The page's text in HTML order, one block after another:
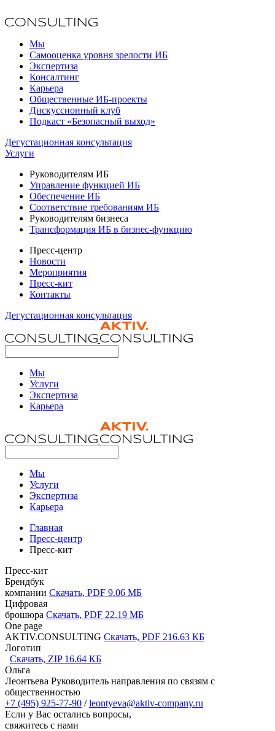
Мы
Самооценка уровня зрелости ИБ
Экспертиза
Консалтинг
Карьера
Общественные ИБ-проекты
Дискуссионный клуб
Подкаст «Безопасный выход»
Дегустационная консультация
Услуги
Руководителям ИБ
Управление функцией ИБ
Обеспечение ИБ
Соответствие требованиям ИБ
Руководителям бизнеса
Трансформация ИБ в бизнес-функцию
Пресс-центр
Новости
Мероприятия
Пресс-кит
Контакты
Дегустационная консультация
Мы
Услуги
Экспертиза
Карьера
Мы
Услуги
Экспертиза
Карьера
Главная
Пресс-центр
Пресс-кит
Пресс-кит
Брендбук
компании Скачать, PDF 9.06 МБ
Цифровая
брошюра Скачать, PDF 22.19 МБ
One page
AKTIV.CONSULTING Скачать, PDF 216.63 КБ
Логотип
Скачать, ZIP 16.64 КБ
Ольга
Леонтьева Руководитель направления по связям с
общественностью
+7 (495) 925-77-90 / leontyeva@aktiv-company.ru
Если у Вас остались вопросы,
свяжитесь с нами